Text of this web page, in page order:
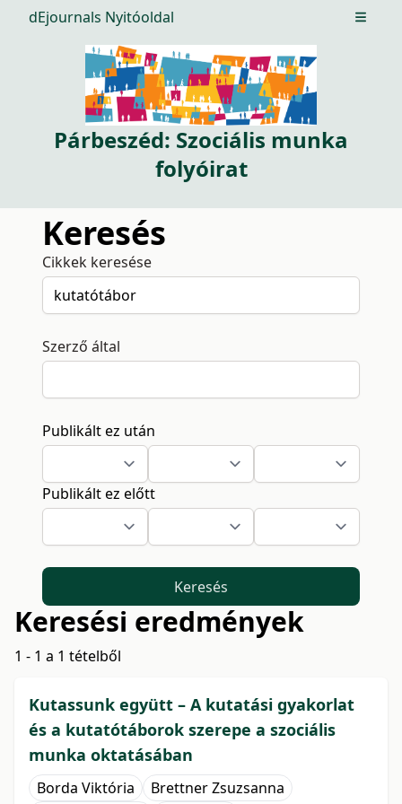
dEjournals Nyitóoldal Open
Párbeszéd: Szociális munka
folyóirat
Keresés
Cikkek keresése
Szerző által
Publikált ez után
Publikált ez előtt
Keresés
Keresési eredmények
1 - 1 a 1 tételből
Kutassunk együtt – A kutatási gyakorlat
és a kutatótáborok szerepe a szociális
munka oktatásában
Borda Viktória
Brettner Zsuzsanna